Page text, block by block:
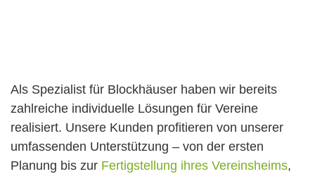
Als Spezialist für Blockhäuser haben wir bereits
zahlreiche individuelle Lösungen für Vereine
realisiert. Unsere Kunden profitieren von unserer
umfassenden Unterstützung – von der ersten
Planung bis zur Fertigstellung ihres Vereinsheims,